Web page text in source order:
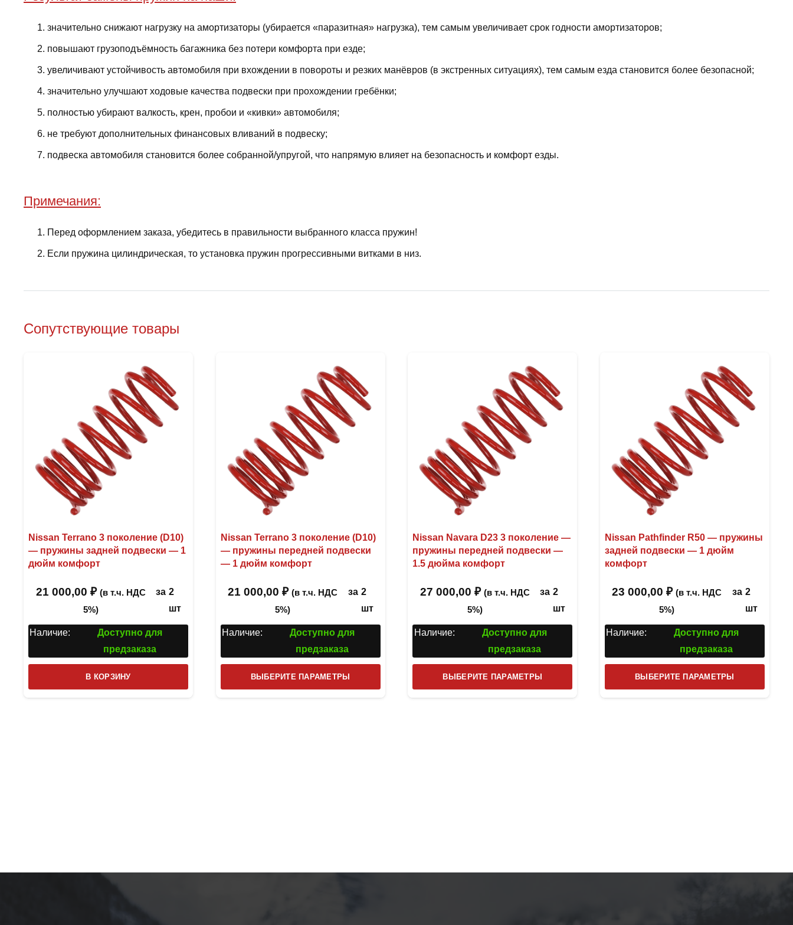
значительно снижают нагрузку на амортизаторы (убирается «паразитная» нагрузка), тем самым увеличивает срок годности амортизаторов;
повышают грузоподъёмность багажника без потери комфорта при езде;
увеличивают устойчивость автомобиля при вхождении в повороты и резких манёвров (в экстренных ситуациях), тем самым езда становится более безопасной;
значительно улучшают ходовые качества подвески при прохождении гребёнки;
полностью убирают валкость, крен, пробои и «кивки» автомобиля;
не требуют дополнительных финансовых вливаний в подвеску;
подвеска автомобиля становится более собранной/упругой, что напрямую влияет на безопасность и комфорт езды.
Примечания:
Перед оформлением заказа, убедитесь в правильности выбранного класса пружин!
Если пружина цилиндрическая, то установка пружин прогрессивными витками в низ.
Сопутствующие товары
Nissan Terrano 3 поколение (D10)
— пружины задней подвески — 1
дюйм комфорт
21 000,00 ₽ (в т.ч. НДС
5%)
за 2
шт
Наличие:
Доступно для
предзаказа
В КОРЗИНУ
Nissan Terrano 3 поколение (D10)
— пружины передней подвески
— 1 дюйм комфорт
21 000,00₽ (в т.ч. НДС
5%)
за 2
шт
Наличие:
Доступно для
предзаказа
ВЫБЕРИТЕ ПАРАМЕТРЫ
товар
Nissan Navara D23 3 поколение —
пружины передней подвески —
1.5 дюйма комфорт
27 000,00 ₽ (в т.ч. НДС
5%)
за 2
шт
Наличие:
Доступно для
предзаказа
ВЫБЕРИТЕ ПАРАМЕТРЫ
товар
Nissan Pathfinder R50 — пружины
задней подвески — 1 дюйм
комфорт
23 000,00₽ (в т.ч. НДС
5%)
за 2
шт
Наличие:
Доступно для
предзаказа
ВЫБЕРИТЕ ПАРАМЕТРЫ
товар